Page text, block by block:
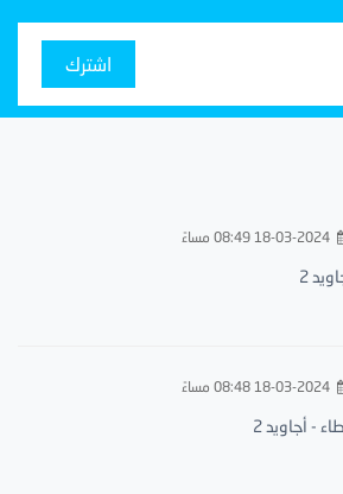
اشترك
18-03-2024 08:49 مساءً
2
18-03-2024 08:48 مساءً
- أجاويد 2